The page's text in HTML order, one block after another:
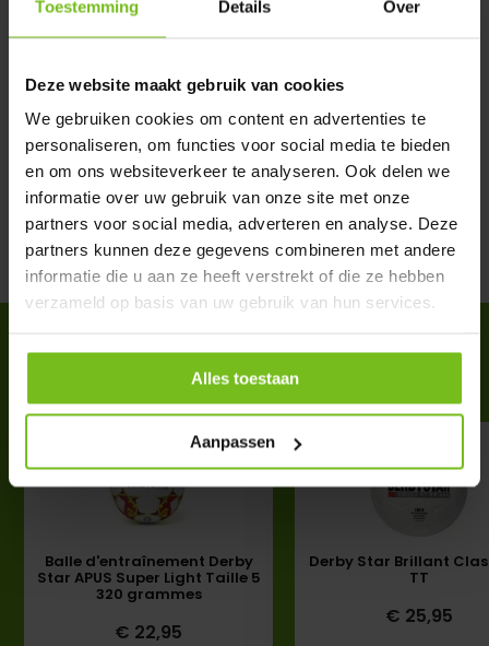
Toestemming Details Over
Deze website maakt gebruik van cookies
We gebruiken cookies om content en advertenties te
personaliseren, om functies voor social media te bieden
en om ons websiteverkeer te analyseren. Ook delen we
informatie over uw gebruik van onze site met onze
partners voor social media, adverteren en analyse. Deze
partners kunnen deze gegevens combineren met andere
informatie die u aan ze heeft verstrekt of die ze hebben
verzameld op basis van uw gebruik van hun services.
Alles toestaan
Aanpassen
Spécifications
Évaluations
Partager
Complete your purchase
Balle d'entraînement Derby
Star APUS Super Light Taille 5
320 grammes
€ 22,95
Derby Star Brillant
TT
€ 25,95